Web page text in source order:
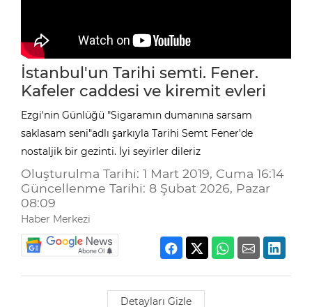
İstanbul'un Tarihi semti. Fener.
Kafeler caddesi ve kiremit evleri
Ezgi'nin Günlüğü "Sigaramın dumanına sarsam
saklasam seni"adlı şarkıyla Tarihi Semt Fener'de
nostaljik bir gezinti. İyi seyirler dileriz
Oluşturulma Tarihi: 1 Mart 2019, Cuma 16:14
Güncellenme Tarihi: 8 Şubat 2026, Pazar
08:09
Haber Merkezi
Detayları Gizle